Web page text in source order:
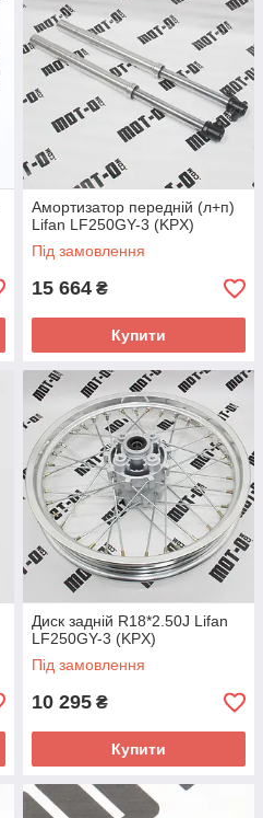
Амортизатор передній (л+п)
Lifan LF250GY-3 (KPX)
Під замовлення
15 664 ₴
Купити
Диск задній R18*2.50J Lifan
LF250GY-3 (KPX)
Під замовлення
10 295 ₴
Купити